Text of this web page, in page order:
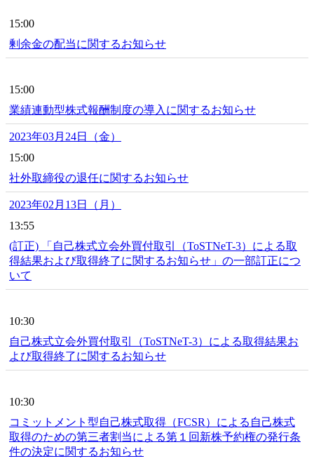
15:00
剰余金の配当に関するお知らせ
15:00
業績連動型株式報酬制度の導入に関するお知らせ
2023年03月24日（金）
15:00
社外取締役の退任に関するお知らせ
2023年02月13日（月）
13:55
(訂正) 「自己株式立会外買付取引（ToSTNeT-3）による取
得結果および取得終了に関するお知らせ」の一部訂正につ
いて
10:30
自己株式立会外買付取引（ToSTNeT-3）による取得結果お
よび取得終了に関するお知らせ
10:30
コミットメント型自己株式取得（FCSR）による自己株式
取得のための第三者割当による第１回新株予約権の発行条
件の決定に関するお知らせ